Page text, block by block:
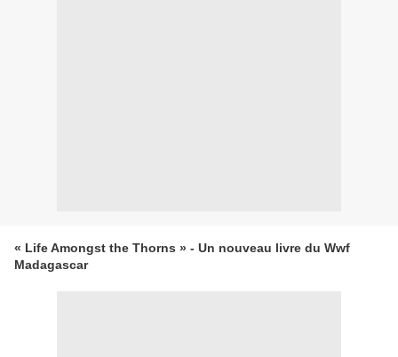
« Life Amongst the Thorns » - Un nouveau livre du Wwf
Madagascar